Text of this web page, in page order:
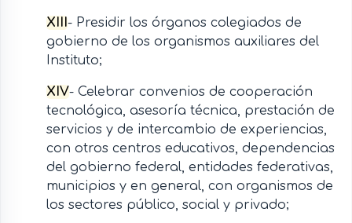
XIII - Presidir los órganos colegiados de
gobierno de los organismos auxiliares del
Instituto;
XIV- Celebrar convenios de cooperación
tecnológica, asesoría técnica, prestación de
servicios y de intercambio de experiencias,
con otros centros educativos, dependencias
del gobierno federal, entidades federativas,
municipios y en general, con organismos de
los sectores público, social y privado;